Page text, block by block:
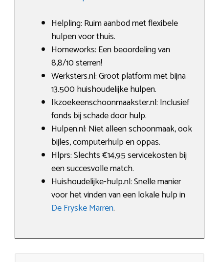
Helpling: Ruim aanbod met flexibele
hulpen voor thuis.
Homeworks: Een beoordeling van
8,8/10 sterren!
Werksters.nl: Groot platform met bijna
13.500 huishoudelijke hulpen.
Ikzoekeenschoonmaakster.nl: Inclusief
fonds bij schade door hulp.
Hulpen.nl: Niet alleen schoonmaak, ook
bijles, computerhulp en oppas.
Hlprs: Slechts €14,95 servicekosten bij
een succesvolle match.
Huishoudelijke-hulp.nl: Snelle manier
voor het vinden van een lokale hulp in
De Fryske Marren.